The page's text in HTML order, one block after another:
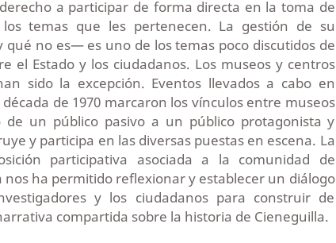
a participar de forma directa en la toma de
los temas que les pertenecen. La gestión de su
no es— es uno de los temas poco discutidos de
el Estado y los ciudadanos. Los museos y centros
sido la excepción. Eventos llevados a cabo en
de 1970 marcaron los vínculos entre museos
de un público pasivo a un público protagonista y
y participa en las diversas puestas en escena. La
participativa asociada a la comunidad de
nos ha permitido reflexionar y establecer un diálogo
y los ciudadanos para construir de
compartida sobre la historia de Cieneguilla.